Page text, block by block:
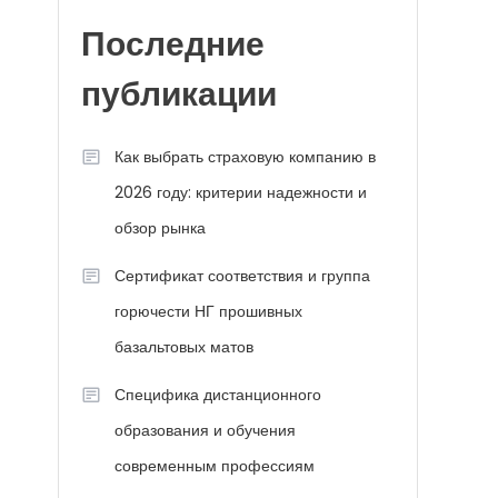
Последние
публикации
Как выбрать страховую компанию в
2026 году: критерии надежности и
обзор рынка
Сертификат соответствия и группа
горючести НГ прошивных
базальтовых матов
Специфика дистанционного
образования и обучения
современным профессиям